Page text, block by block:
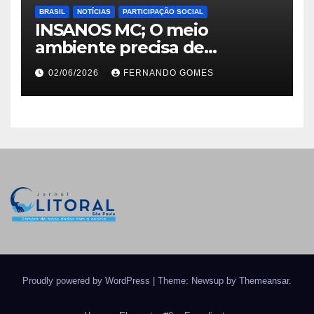
BRASIL NOTÍCIAS PARTICIPAÇÃO SOCIAL
INSANOS MC; O meio
ambiente precisa de
atitude… e a irmandade vai
fazer a parte dela.
02/06/2026 FERNANDO GOMES
Proudly powered by WordPress Theme: Newsup by Themeansar.